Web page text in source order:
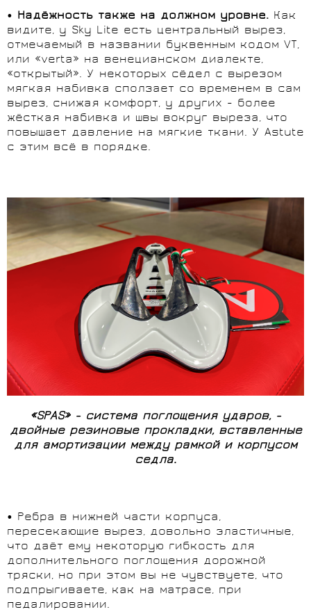
• Надёжность также на должном уровне. Как
видите, у Sky Lite есть центральный вырез,
отмечаемый в названии буквенным кодом VT,
или «verta» на венецианском диалекте,
«открытый». У некоторых сёдел с вырезом
мягкая набивка сползает со временем в сам
вырез, снижая комфорт, у других - более
жёсткая набивка и швы вокруг выреза, что
повышает давление на мягкие ткани. У Astute
с этим всё в порядке.
«SPAS» - система поглощения ударов, -
двойные резиновые прокладки, вставленные
для амортизации между рамкой и корпусом
седла.
• Ребра в нижней части корпуса,
пересекающие вырез, довольно эластичные,
что даёт ему некоторую гибкость для
дополнительного поглощения дорожной
тряски, но при этом вы не чувствуете, что
подпрыгиваете, как на матрасе, при
педалировании.